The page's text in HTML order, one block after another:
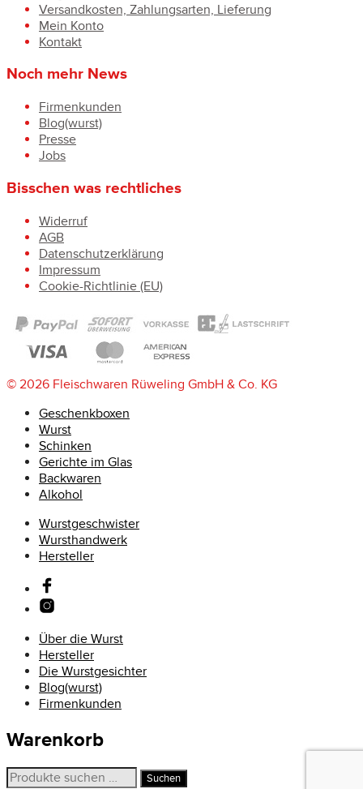
Versandkosten, Zahlungsarten, Lieferung
Mein Konto
Kontakt
Noch mehr News
Firmenkunden
Blog(wurst)
Presse
Jobs
Bisschen was rechtliches
Widerruf
AGB
Datenschutzerklärung
Impressum
Cookie-Richtlinie (EU)
© 2026 Fleischwaren Rüweling GmbH & Co. KG
Geschenkboxen
Wurst
Schinken
Gerichte im Glas
Backwaren
Alkohol
Wurstgeschwister
Wursthandwerk
Hersteller
Über die Wurst
Hersteller
Die Wurstgesichter
Blog(wurst)
Firmenkunden
Warenkorb
Suchen
Suchen